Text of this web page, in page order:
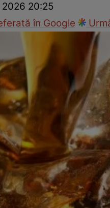
2026 20:25
în Google